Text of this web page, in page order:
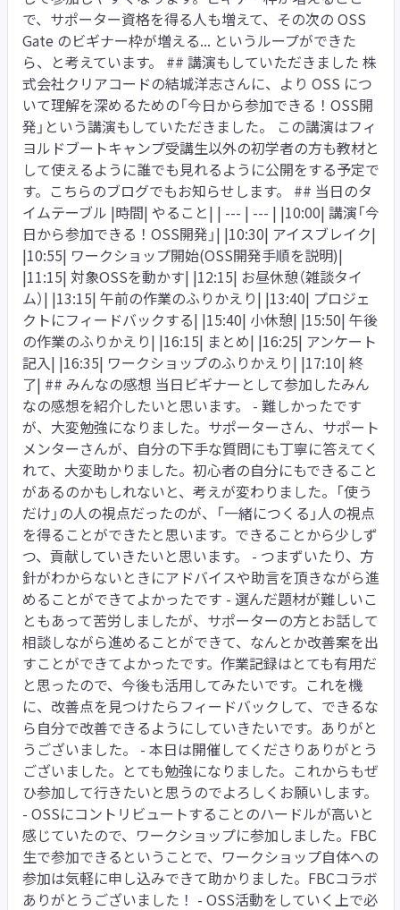
で、サポーター資格を得る人も増えて、その次の OSS
Gate のビギナー枠が増える... というループができた
ら、と考えています。 ## 講演もしていただきました 株
式会社クリアコードの結城洋志さんに、より OSS につ
いて理解を深めるための「今日から参加できる！OSS開
発」という講演もしていただきました。 この講演はフィ
ヨルドブートキャンプ受講生以外の初学者の方も教材と
して使えるように誰でも見れるように公開をする予定で
す。こちらのブログでもお知らせします。 ## 当日のタ
イムテーブル |時間| やること| | --- | --- | |10:00| 講演「今
日から参加できる！OSS開発」| |10:30| アイスブレイク|
|10:55| ワークショップ開始(OSS開発手順を説明)|
|11:15| 対象OSSを動かす| |12:15| お昼休憩（雑談タイ
ム）| |13:15| 午前の作業のふりかえり| |13:40| プロジェ
クトにフィードバックする| |15:40| 小休憩| |15:50| 午後
の作業のふりかえり| |16:15| まとめ| |16:25| アンケート
記入| |16:35| ワークショップのふりかえり| |17:10| 終
了| ## みんなの感想 当日ビギナーとして参加したみん
なの感想を紹介したいと思います。 - 難しかったです
が、大変勉強になりました。サポーターさん、サポート
メンターさんが、自分の下手な質問にも丁寧に答えてく
れて、大変助かりました。初心者の自分にもできること
があるのかもしれないと、考えが変わりました。「使う
だけ」の人の視点だったのが、「一緒につくる」人の視点
を得ることができたと思います。できることから少しず
つ、貢献していきたいと思います。 - つまずいたり、方
針がわからないときにアドバイスや助言を頂きながら進
めることができてよかったです - 選んだ題材が難しいこ
ともあって苦労しましたが、サポーターの方とお話して
相談しながら進めることができて、なんとか改善案を出
すことができてよかったです。作業記録はとても有用だ
と思ったので、今後も活用してみたいです。これを機
に、改善点を見つけたらフィードバックして、できるな
ら自分で改善できるようにしていきたいです。ありがと
うございました。 - 本日は開催してくださりありがとう
ございました。とても勉強になりました。これからもぜ
ひ参加して行きたいと思うのでよろしくお願いします。
- OSSにコントリビュートすることのハードルが高いと
感じていたので、ワークショップに参加しました。FBC
生で参加できるということで、ワークショップ自体への
参加は気軽に申し込みできて助かりました。FBCコラボ
ありがとうございました！ - OSS活動をしていく上で必